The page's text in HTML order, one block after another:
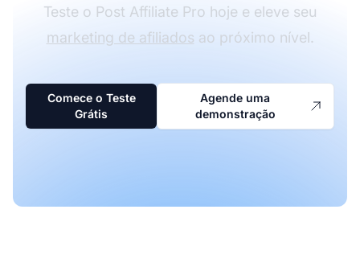
Teste o Post Affiliate Pro hoje e eleve seu
marketing de afiliados ao próximo nível.
Comece o Teste
Grátis
Agende uma
demonstração